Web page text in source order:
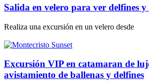
Salida en velero para ver delfines y
Realiza una excursión en un velero desde
Excursión VIP en catamaran de
avistamiento de ballenas y delfines